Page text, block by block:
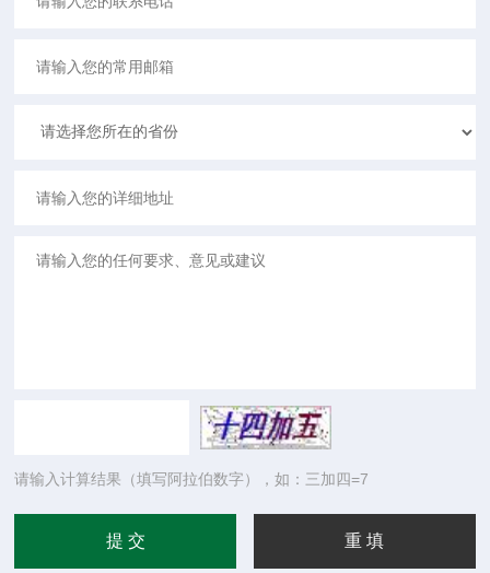
请输入计算结果（填写阿拉伯数字），如：三加四=7